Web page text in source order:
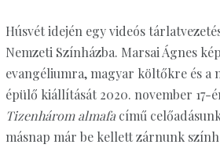
Húsvét idején egy videós
Nemzeti Színházba. Marsai Ágnes
evangéliumra, magyar költőkre és a
épülő kiállítását 2020. november 17-
Tizenhárom almafacímű
másnap már be kellett zárnunk